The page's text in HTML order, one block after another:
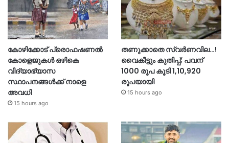
കോഴിക്കോട് പ്രൊഫഷണൽ
കോളെജുകൾ ഒഴികെ
വിദ്യാഭ്യാസ
സ്ഥാപനങ്ങൾക്ക് നാളെ
അവധി
15 hours ago
തണുക്കാതെ സ്വർണവില…!
വൈകീട്ടും കുതിപ്പ്; പവന്
1000 രൂപ കൂടി 1,10,920
രൂപയായി
15 hours ago